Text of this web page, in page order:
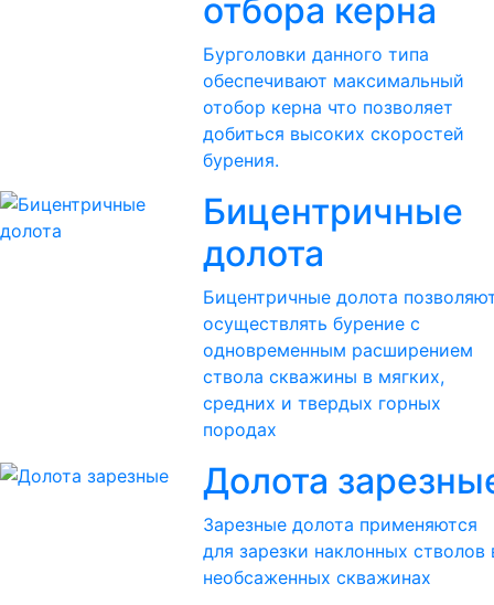
отбора керна
Бурголовки данного типа
обеспечивают максимальный
отобор керна что позволяет
добиться высоких скоростей
бурения.
Бицентричные
долота
Бицентричные долота
осуществлять бурение с
одновременным расширением
ствола скважины в мягких,
средних и твердых горных
породах
Долота
Зарезные долота применяются
для зарезки наклонных стволов
необсаженных скважинах